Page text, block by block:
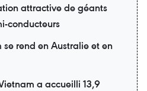
attractive de géants
conducteurs
se rend en Australie et en
a accueilli 13,9